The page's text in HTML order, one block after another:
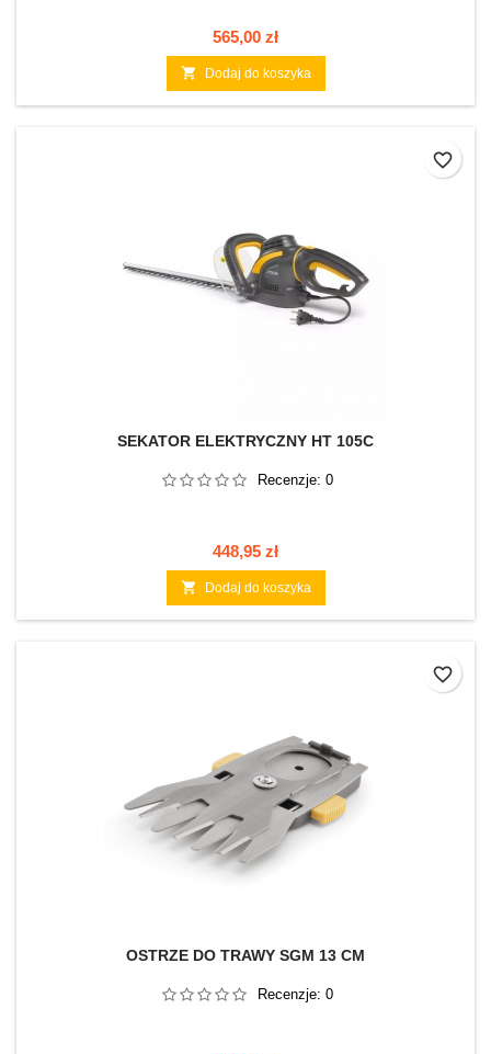
Cena
565,00 zł
 Dodaj do koszyka
SEKATOR ELEKTRYCZNY HT 105C
Recenzje: 0
Cena
448,95 zł
 Dodaj do koszyka
favorite_border
OSTRZE DO TRAWY SGM 13 CM
Recenzje: 0
favorite_border